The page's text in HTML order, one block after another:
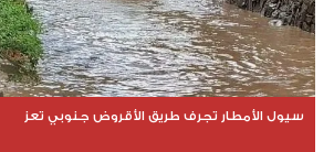
سيول الأمطار تجرف طريق الأقروض جنوبي تعز